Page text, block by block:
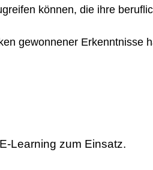
können, die ihre
gewonnener Erkenntnisse
Learning zum Einsatz.